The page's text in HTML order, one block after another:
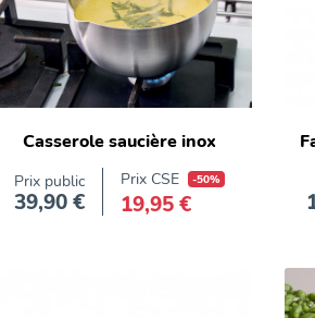
Casserole saucière inox
Prix public
Prix
39,90 €
Prix CSE -50%
19,95 €